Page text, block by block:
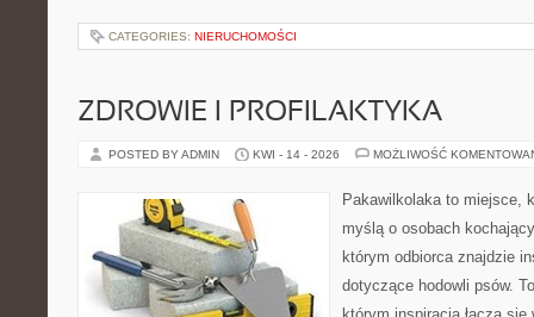
CATEGORIES: NIERUCHOMOŚCI
ZDROWIE I PROFILAKTYKA
POSTED BY ADMIN KWI - 14 - 2026 MOŻLIWOŚĆ
Pakawilkolaka to miejsce,
myślą o osobach
którym odbiorca znajdzie
dotyczące hodowli psów.